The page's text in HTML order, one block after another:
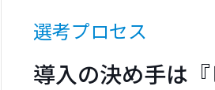
選考プロセス
導入の決め手は